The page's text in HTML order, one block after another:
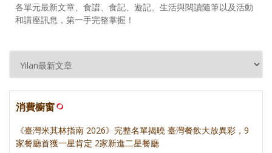
各單元最新文章、食譜、食記、遊記、生活與閱讀隨筆以及活動
和講座訊息，第一手完整掌握！
消費櫥窗
《臺灣米其林指南 2026》完整名單揭曉 臺灣餐飲大放異彩，9
家餐廳首獲一星肯定 2家新進二星餐廳